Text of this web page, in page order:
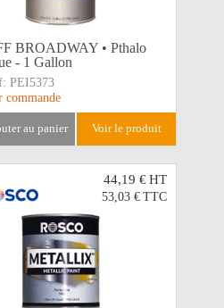
BROADWAY • Pthalo
- 1 Gallon
PEI5373
commande
au panier voir le produit
44,19 €HT
53,03 € TTC